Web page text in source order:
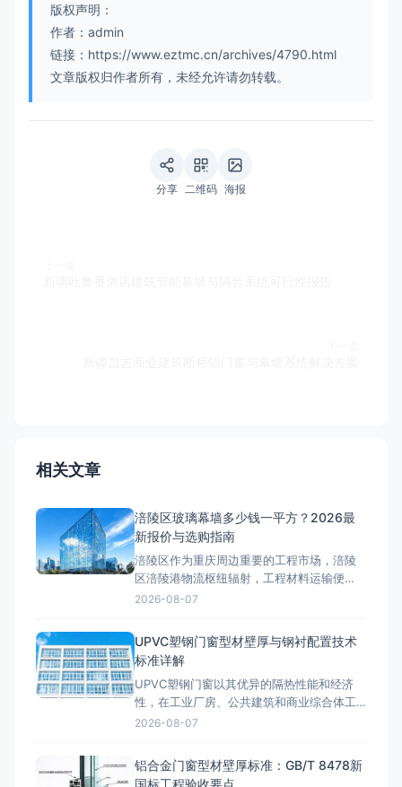
版权声明：
作者：admin
链接：https://www.eztmc.cn/archives/4790.html
文章版权归作者所有，未经允许请勿转载。
分享 二维码 海报
相关文章
涪陵区玻璃幕墙多少钱一平方？2026最
新报价与选购指南
涪陵区作为重庆周边重要的工程市场，涪陵
区涪陵港物流枢纽辐射，工程材料运输便
利。近年来，随着区域基础设施建设和产业
区玻璃幕墙多少钱一平方？本文将结合2026
年最新市场行情，详细拆解玻璃幕墙的工程
报价构成。涪陵区玻璃幕墙类型价格
2026-08-07
UPVC塑钢门窗型材壁厚与钢衬配置技术
标准详解
UPVC塑钢门窗以其优异的隔热性能和经济
性，在工业厂房、公共建筑和商业综合体工
程中广泛应用。与铝合金门窗不同，塑钢门
须准确掌握相关国标规范，避免因参数不达
2026-08-07
铝合金门窗型材壁厚标准：GB/T 8478新
国标工程验收要点